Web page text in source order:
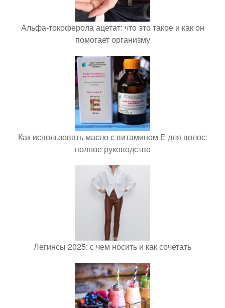
Альфа-токоферола ацетат: что это такое и как он
помогает организму
Как использовать масло с витамином Е для волос:
полное руководство
Легинсы 2025: с чем носить и как сочетать